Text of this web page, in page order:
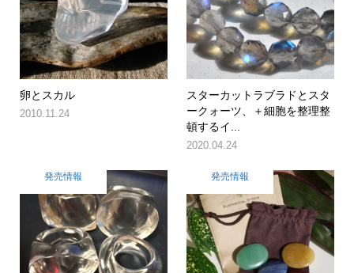
卵とスカル
2010.11.24
スターカットラブラドとスタ
ークォーツ、＋細胞を整理整
頓するイ...
2020.04.24
発売情報 発売情報